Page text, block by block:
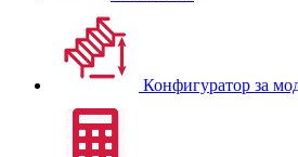
Конфигуратор за